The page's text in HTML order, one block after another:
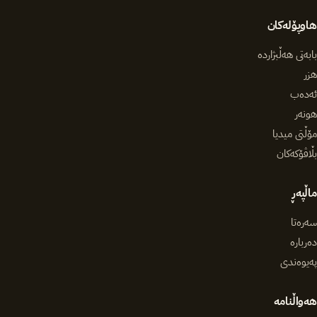
هاوپۆلەکان
بابەتی هەڵبژاردە
هزر
ئەدەب
هونەر
مۆڵتی میدیا
بڵاڤۆکەکان
ماڵپەڕ
سەرەتا
دەربارە
پەیوەندی
هەواڵنامە